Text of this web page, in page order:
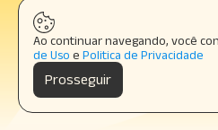
Ao continuar navegando, você
de Uso e Politica de Privacidade
Prosseguir
anuncie conosco